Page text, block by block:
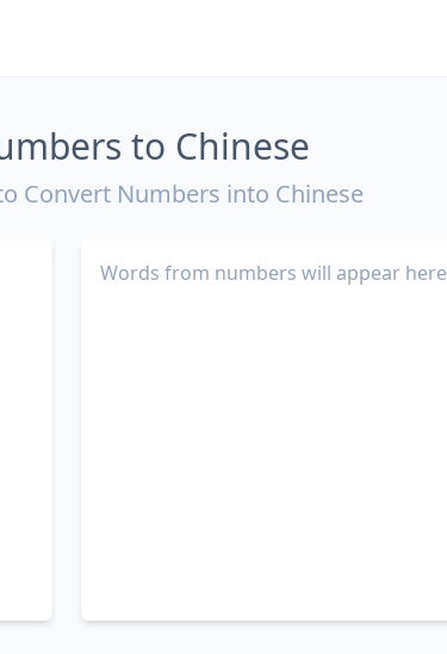
to Chinese
Convert Numbers into Chinese
Words from numbers will appear here